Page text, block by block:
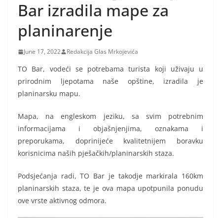
Bar izradila mape za
planinarenje
June 17, 2022 Redakcija Glas Mrkojevića
TO Bar, vodeći se potrebama turista koji uživaju u
prirodnim ljepotama naše opštine, izradila je
planinarsku mapu.
Mapa, na engleskom jeziku, sa svim potrebnim
informacijama i objašnjenjima, oznakama i
preporukama, doprinijeće kvalitetnijem boravku
korisnicima naših pješačkih/planinarskih staza.
Podsjećanja radi, TO Bar je takodje markirala 160km
planinarskih staza, te je ova mapa upotpunila ponudu
ove vrste aktivnog odmora.